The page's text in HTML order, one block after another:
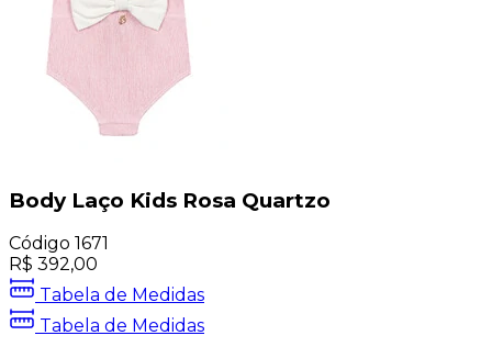
Body Laço Kids Rosa Quartzo
Código 1671
R$ 392,00
Tabela de Medidas
Tabela de Medidas